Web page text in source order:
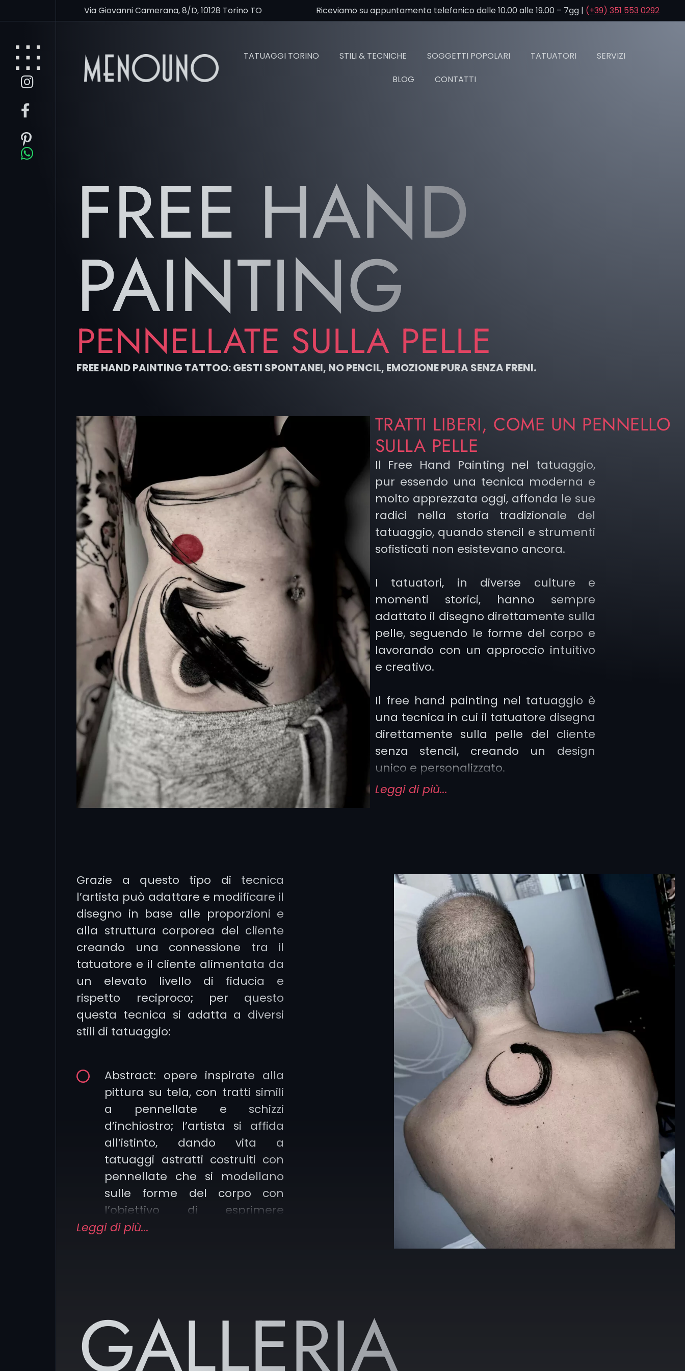
Via Giovanni Camerana, 8/D, 10128 Torino TO Riceviamo su appuntamento telefonico dalle 10.00 alle 19.00 – 7gg | (+39) 351 553 0292
TATUAGGI TORINO STILI & TECNICHE SOGGETTI POPOLARI TATUATORI
SERVIZI
BLOG
CONTATTI
FREE HAND
PAINTING
PENNELLATE SULLA PELLE
FREE HAND PAINTING TATTOO: GESTI SPONTANEI, NO PENCIL, EMOZIONE PURA SENZA FRENI.
TRATTI LIBERI, COME UN PENNELLO
SULLA PELLE
Il Free Hand Painting nel tatuaggio,
pur essendo una tecnica moderna e
molto apprezzata oggi, affonda le sue
radici nella storia tradizionale del
tatuaggio, quando stencil e strumenti
sofisticati non esistevano ancora.
I tatuatori, in diverse culture e
momenti storici, hanno sempre
adattato il disegno direttamente sulla
pelle, seguendo le forme del corpo e
lavorando con un approccio intuitivo
e creativo.
Il free hand painting nel tatuaggio è
una tecnica in cui il tatuatore disegna
direttamente sulla pelle del cliente
senza stencil, creando un design
unico e personalizzato.
distingue per la sua forte
personalizzazione, richiedendo una
grande abilità nel disegno e offrendo
al tatuatore un’ampia libertà artistica.
Leggi di più...
Grazie a questo tipo di tecnica
l’artista può adattare e modificare il
disegno in base alle proporzioni e
alla struttura corporea del cliente
creando una connessione tra il
tatuatore e il cliente alimentata da
un elevato livello di fiducia e
rispetto reciproco; per questo
questa tecnica si adatta a diversi
stili di tatuaggio:
Abstract: opere inspirate alla
pittura su tela, con tratti simili
a pennellate e schizzi
d’inchiostro; l’artista si affida
all’istinto, dando vita a
tatuaggi astratti costruiti con
pennellate che si modellano
sulle forme del corpo con
l’obiettivo di esprimere
emozioni, decorare e stimolare
effetti visivi suggestivi.
In Meno Uno la parola d’ordine è
creatività, alcuni dei nostri artisti
Leggi di più...
GALLERIA